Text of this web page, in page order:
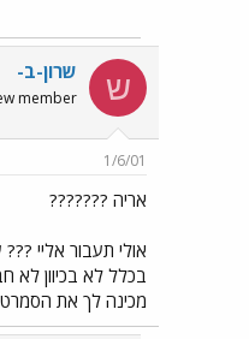
ש שרון-ב-
member
1/6/01
אריה ???????
אולי תעבור אליי
בכלל לא בכיוון
מכינה לך את